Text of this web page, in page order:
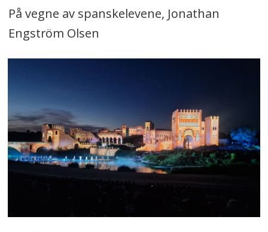
På vegne av spanskelevene, Jonathan
Engström Olsen